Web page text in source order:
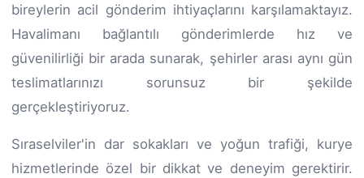
bireylerin acil gönderim ihtiyaçlarını karşılamaktayız.
Havalimanı bağlantılı gönderimlerde hız ve
güvenilirliği bir arada sunarak, şehirler arası aynı gün
teslimatlarınızı sorunsuz bir şekilde
gerçekleştiriyoruz.
Sıraselviler'in dar sokakları ve yoğun trafiği, kurye
hizmetlerinde özel bir dikkat ve deneyim gerektirir.